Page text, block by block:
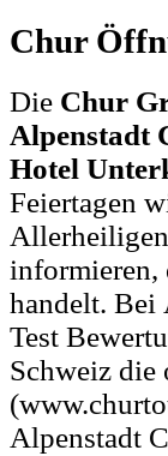
Chur
Die Chur
Alpenstadt
Hotel
Feiertagen
informieren,
handelt. Bei
Test
Schweiz die
Alpenstadt